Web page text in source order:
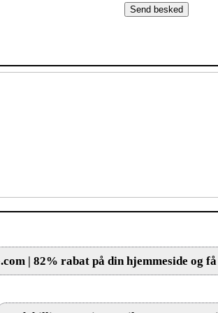
| 82% rabat på din hjemmeside og